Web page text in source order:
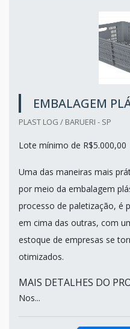
EMBALAGEM
PLAST LOG / BARUERI - SP
Lote mínimo de R$5.000,00
Uma das maneiras mais
por meio da embalagem
processo de paletização, é
em cima das outras, com
estoque de empresas se
otimizados.
MAIS DETALHES DO
Nos...